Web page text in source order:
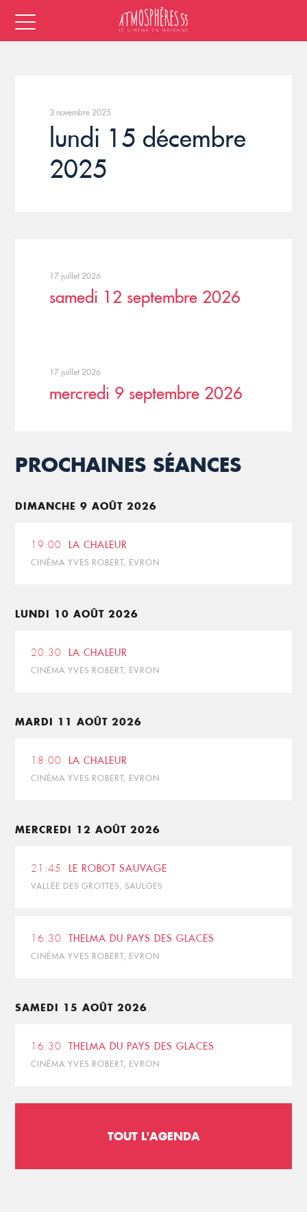
3 novembre 2025
lundi 15 décembre
2025
17 juillet 2026
samedi 12 septembre 2026
17 juillet 2026
mercredi 9 septembre 2026
PROCHAINES SÉANCES
DIMANCHE 9 AOÛT 2026
19:00 LA CHALEUR
CINÉMA YVES ROBERT, EVRON
LUNDI 10 AOÛT 2026
20:30 LA CHALEUR
CINÉMA YVES ROBERT, EVRON
MARDI 11 AOÛT 2026
18:00 LA CHALEUR
CINÉMA YVES ROBERT, EVRON
MERCREDI 12 AOÛT 2026
21:45 LE ROBOT SAUVAGE
VALLÉE DES GROTTES, SAULGES
16:30 THELMA DU PAYS DES GLACES
CINÉMA YVES ROBERT, EVRON
SAMEDI 15 AOÛT 2026
16:30 THELMA DU PAYS DES GLACES
CINÉMA YVES ROBERT, EVRON
TOUT L'AGENDA